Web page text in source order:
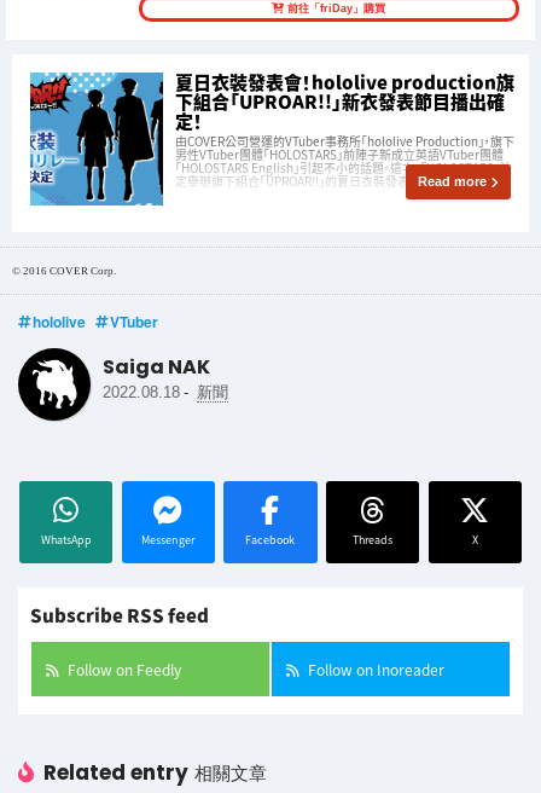
前往「friDay」購買
夏日衣裝發表會！hololive production旗
下組合「UPROAR!!」新衣發表節目播出確
定！
由COVER公司營運的VTuber事務所「hololive Production」，旗下
男性VTuber團體「HOLOSTARS」前陣子新成立英語VTuber團體
「HOLOSTARS English」引起不小的話題。這次，「HOLOSTARS」決
定舉辦旗下組合「UPROAR!!」的夏日衣裝發表會！Read more
© 2016 COVER Corp.
hololive VTuber
Saiga NAK
2022.08.18 - 新聞
WhatsApp Messenger Facebook Threads X
Subscribe RSS feed
Follow on Feedly Follow on Inoreader
Related entry 相關文章